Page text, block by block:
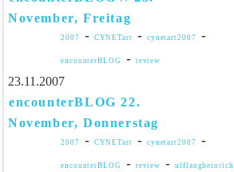
November, Freitag
2007 - CYNETart - cynetart2007 -
encounterBLOG - review
23.11.2007
encounterBLOG 22.
November, Donnerstag
2007 - CYNETart - cynetart2007 -
encounterBLOG - review - ulflangheinrich